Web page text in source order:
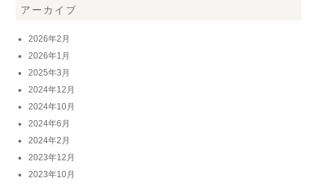
アーカイブ
2026年2月
2026年1月
2025年3月
2024年12月
2024年10月
2024年6月
2024年2月
2023年12月
2023年10月